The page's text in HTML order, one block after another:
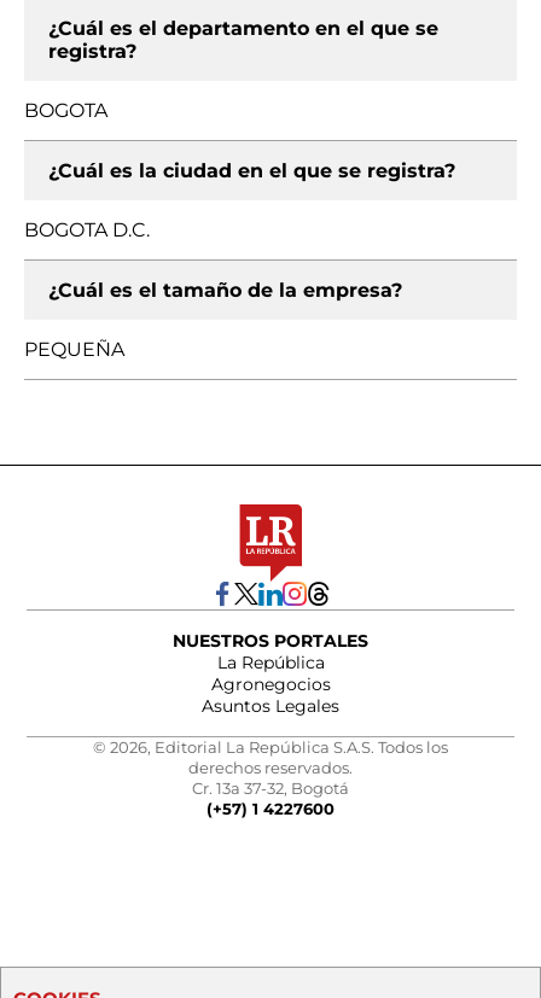
¿Cuál es el departamento en el que se
registra?
BOGOTA
¿Cuál es la ciudad en el que se registra?
BOGOTA D.C.
¿Cuál es el tamaño de la empresa?
PEQUEÑA
NUESTROS PORTALES
La República
Agronegocios
Asuntos Legales
© 2026, Editorial La República S.A.S. Todos los
derechos reservados.
Cr. 13a 37-32, Bogotá
(+57) 1 4227600